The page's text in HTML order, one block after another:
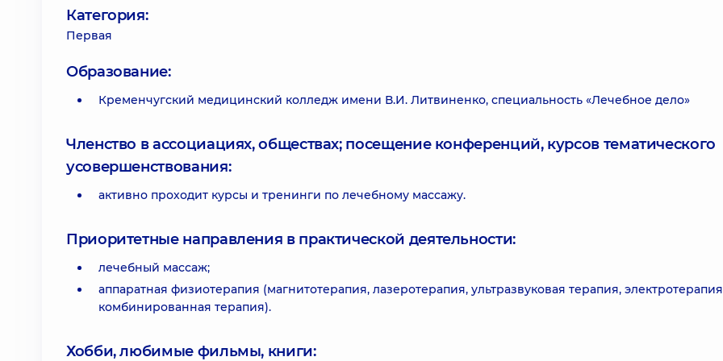
Категория:
Первая
Образование:
Кременчугский медицинский колледж имени В.И. Литвиненко, специальность «Лечебное дело»
Членство в ассоциациях, обществах; посещение конференций, курсов тематического
усовершенствования:
активно проходит курсы и тренинги по лечебному массажу.
Приоритетные направления в практической деятельности:
лечебный массаж;
аппаратная физиотерапия (магнитотерапия, лазеротерапия, ультразвуковая терапия,
комбинированная терапия).
Хобби, любимые фильмы, книги: